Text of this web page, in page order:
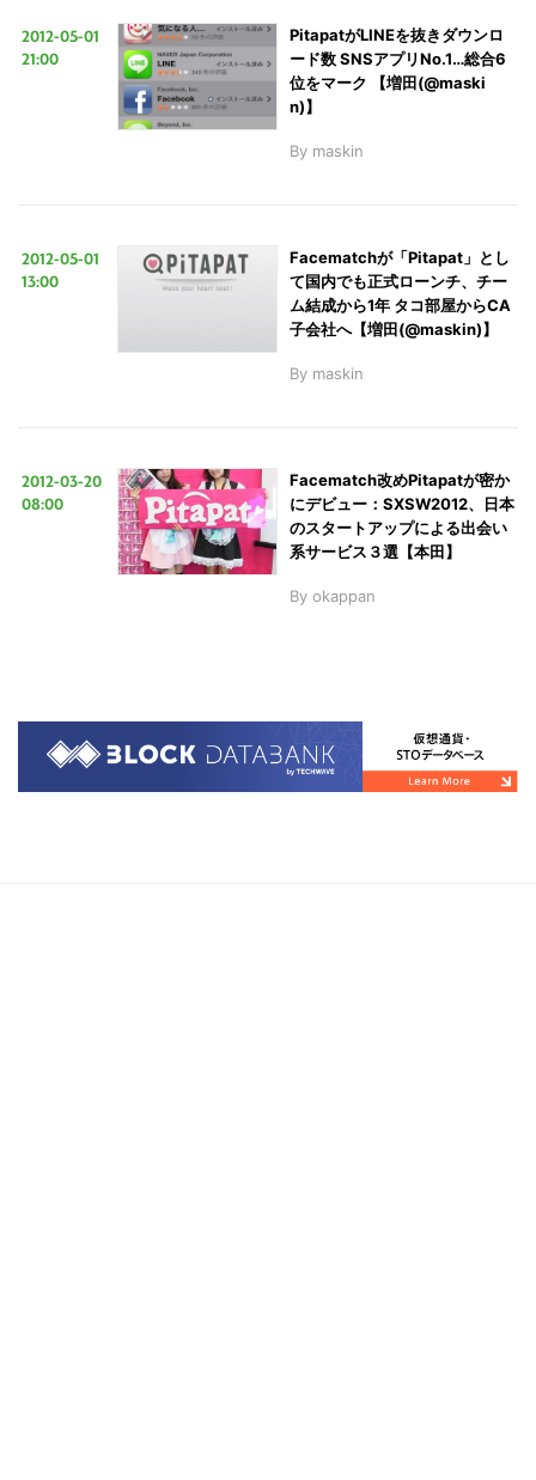
2012-05-01
21:00
PitapatがLINEを抜きダウンロ
ード数 SNSアプリNo.1…総合6
位をマーク 【増田(@maski
n)】
By maskin
2012-05-01
13:00
Facematchが「Pitapat」とし
て国内でも正式ローンチ、チー
ム結成から1年 タコ部屋からCA
子会社へ【増田(@maskin)】
By maskin
2012-03-20
08:00
Facematch改めPitapatが密か
にデビュー：SXSW2012、日本
のスタートアップによる出会い
系サービス３選【本田】
By okappan